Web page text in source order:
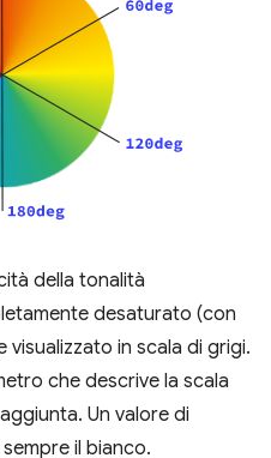
della tonalità
desaturato (con
visualizzato in scala di grigi.
che descrive la scala
Un valore di
il bianco.